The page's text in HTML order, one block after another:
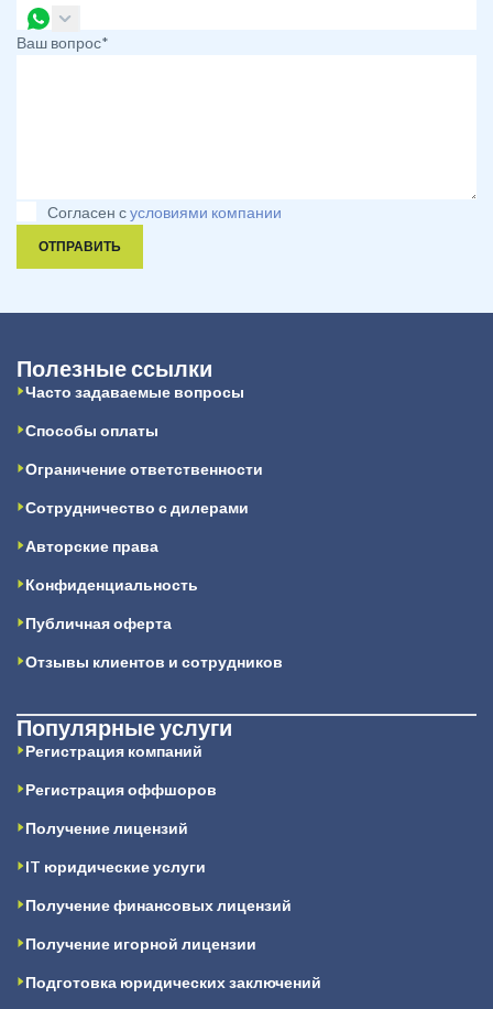
Ваш вопрос*
Согласен сусловиями компании
ОТПРАВИТЬ
Полезные ссылки
Часто задаваемые вопросы
Способы оплаты
Ограничение ответственности
Сотрудничество с дилерами
Авторские права
Конфиденциальность
Публичная оферта
Отзывы клиентов и сотрудников
Популярные услуги
Регистрация компаний
Регистрация оффшоров
Получение лицензий
IT юридические услуги
Получение финансовых лицензий
Получение игорной лицензии
Подготовка юридических заключений